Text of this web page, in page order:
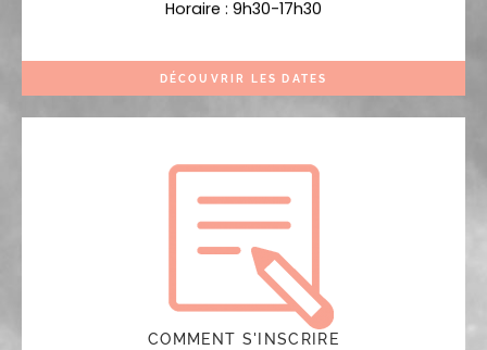
Horaire : 9h30-17h30
DÉCOUVRIR LES DATES
COMMENT S'INSCRIRE